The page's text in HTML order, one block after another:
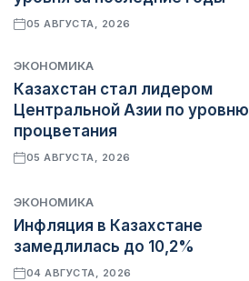
05 АВГУСТА, 2026
ЭКОНОМИКА
Казахстан стал лидером
Центральной Азии по уровню
процветания
05 АВГУСТА, 2026
ЭКОНОМИКА
Инфляция в Казахстане
замедлилась до 10,2%
04 АВГУСТА, 2026